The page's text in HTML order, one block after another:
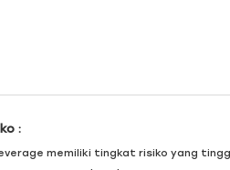
:
memiliki tingkat risiko yang